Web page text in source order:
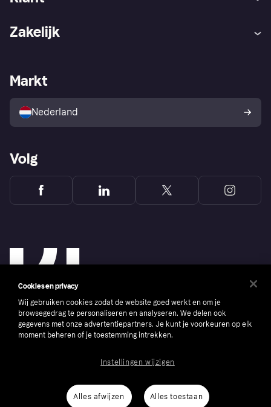
Winkeloverzicht
Kopersbescherming voor
consumenten
Zakelijk
Zakelijke login
Markt
Nederland
Volg
Cookies en privacy
Wij gebruiken cookies zodat de website goed werkt en om je
browsegedrag te personaliseren en analyseren. We delen ook
gegevens met onze advertentiepartners. Je kunt je voorkeuren op elk
moment beheren of je toestemming intrekken.
Alles afwijzen Alles toestaan
Instellingen wijzigen